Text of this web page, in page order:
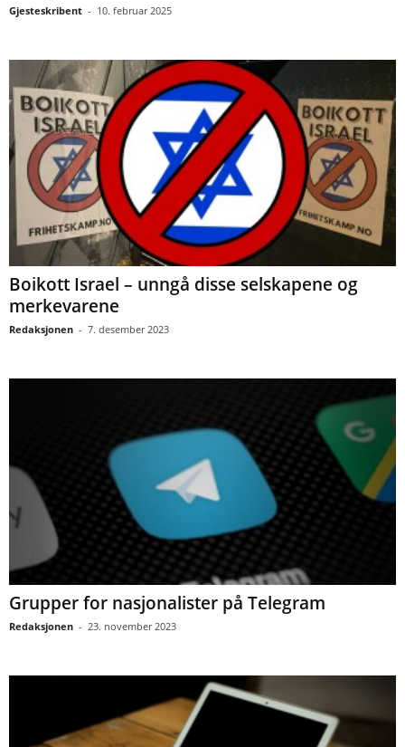
Gjesteskribent - 10. februar 2025
Boikott Israel – unngå disse selskapene og
merkevarene
Redaksjonen - 7. desember 2023
Grupper for nasjonalister på Telegram
Redaksjonen - 23. november 2023